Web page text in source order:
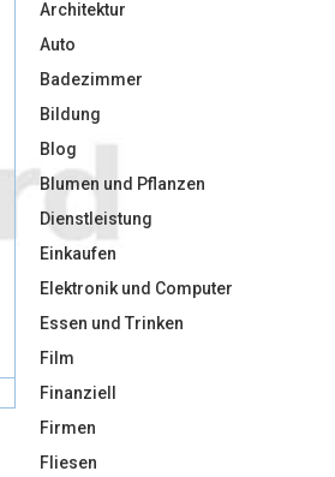
Architektur
Auto
Badezimmer
Bildung
Blog
Blumen und Pflanzen
Dienstleistung
Einkaufen
Elektronik und Computer
Essen und Trinken
Film
Finanziell
Firmen
Fliesen